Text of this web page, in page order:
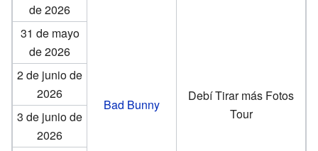
de 2026
Bad Bunny
Debí Tirar más Fotos
Tour
31 de mayo
de 2026
2 de junio de
2026
3 de junio de
2026